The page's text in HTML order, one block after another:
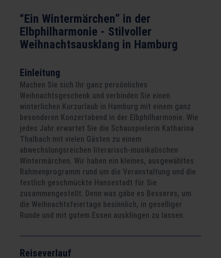
“Ein Wintermärchen” in der
Elbphilharmonie - Stilvoller
Weihnachtsausklang in Hamburg
Einleitung
Machen Sie sich Ihr ganz persönliches
Weihnachtsgeschenk und verbinden Sie einen
winterlichen Kurzurlaub in Hamburg mit einem ganz
besonderen Konzertabend in der Elbphilharmonie. Wie
jedes Jahr erwartet Sie die Schauspielerin Katharina
Thalbach mit vielen Gästen zu einem
abwechslungsreichen literarisch-musikalischen
Wintermärchen. Wir haben ein kleines, ausgewähltes
Rahmenprogramm rund um die Veranstaltung und die
festlich geschmückte Hansestadt für Sie
zusammengestellt. Denn was gäbe es Besseres, um
die Weihnachtsfeiertage besinnlich, in geselliger
Runde und mit gutem Essen ausklingen zu lassen.
Reiseverlauf